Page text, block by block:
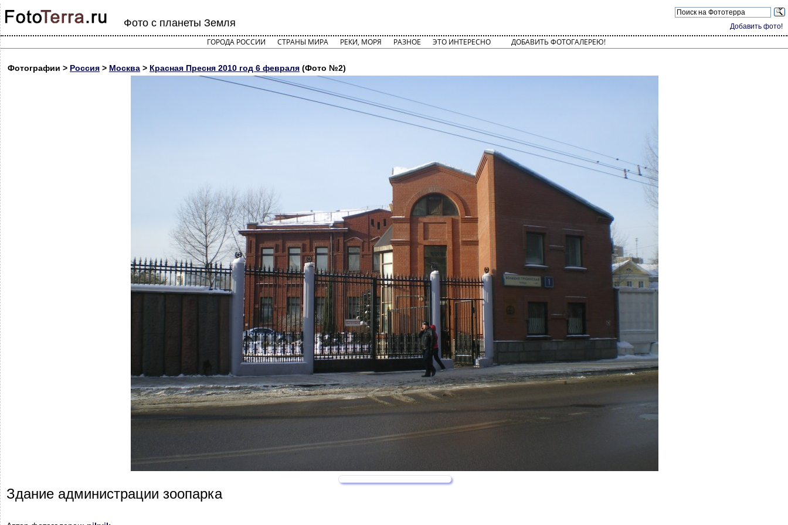
Добавить фото!
Фото с планеты Земля
ГОРОДА РОССИИ СТРАНЫ МИРА РЕКИ, МОРЯ РАЗНОЕ ЭТО ИНТЕРЕСНО ДОБАВИТЬ ФОТОГАЛЕРЕЮ!
Фотографии > Россия > Москва > Красная Пресня 2010 год 6 февраля (Фото №2)
Здание администрации зоопарка